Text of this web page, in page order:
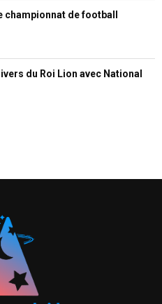
championnat de football
du Roi Lion avec National